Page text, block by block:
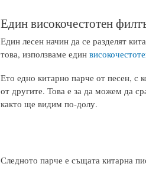
Един високочестотен
Един лесен начин да се разделят
това, използваме един
Ето едно китарно парче от песен, с
от другите. Това е за да можем да
както ще видим по-долу.
Следното парче е същата китарна